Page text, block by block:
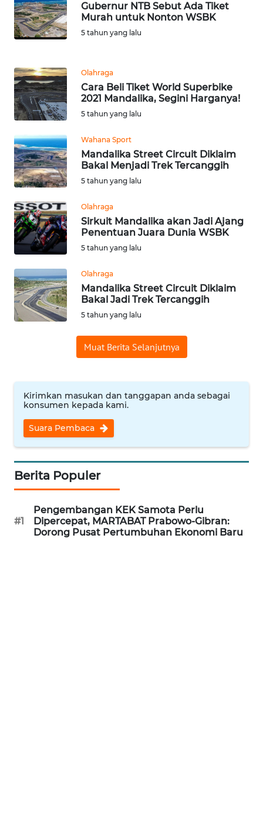
Gubernur NTB Sebut Ada Tiket
Murah untuk Nonton WSBK
5 tahun yang lalu
Olahraga
Cara Beli Tiket World Superbike
2021 Mandalika, Segini Harganya!
5 tahun yang lalu
Wahana Sport
Mandalika Street Circuit Diklaim
Bakal Menjadi Trek Tercanggih
5 tahun yang lalu
Olahraga
Sirkuit Mandalika akan Jadi Ajang
Penentuan Juara Dunia WSBK
5 tahun yang lalu
Olahraga
Mandalika Street Circuit Diklaim
Bakal Jadi Trek Tercanggih
5 tahun yang lalu
Muat Berita Selanjutnya
Kirimkan masukan dan tanggapan anda sebagai
konsumen kepada kami.
Suara Pembaca
Berita Populer
#1
Pengembangan KEK Samota Perlu
Dipercepat, MARTABAT Prabowo-Gibran:
Dorong Pusat Pertumbuhan Ekonomi Baru
WN
KARAWANG
WN
BOGOR
WN
DEPOK
WN
UTARA
WN
SAMOSIR
WN
PADANG
LAWAS
WN
CIANJUR
KEPULAUAN
SERIBU
WN
TANGERANG
WN
BINJAI